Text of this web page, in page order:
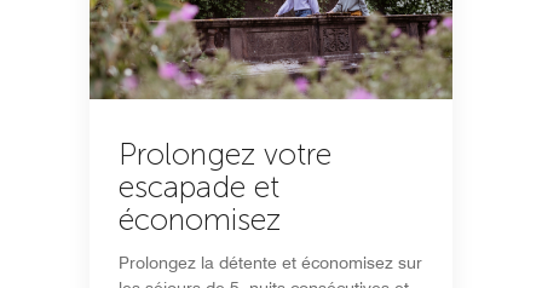
Prolongez votre
escapade et
économisez
Prolongez la détente et économisez sur